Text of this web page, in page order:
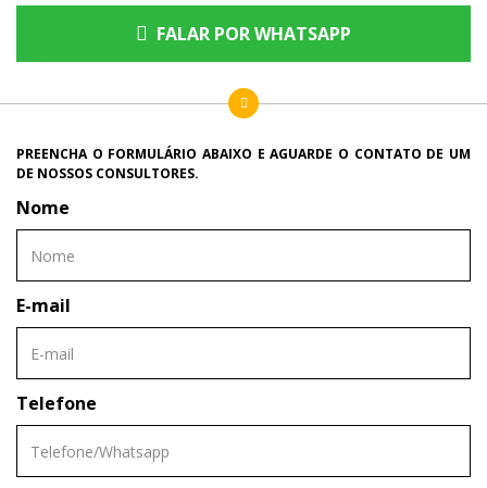
FALAR POR WHATSAPP
PREENCHA O FORMULÁRIO ABAIXO E AGUARDE O CONTATO DE UM
DE NOSSOS CONSULTORES.
Nome
E-mail
Telefone